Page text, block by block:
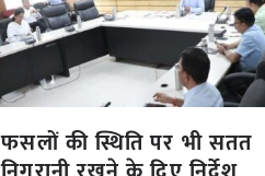
फसलों की स्थिति पर भी सतत